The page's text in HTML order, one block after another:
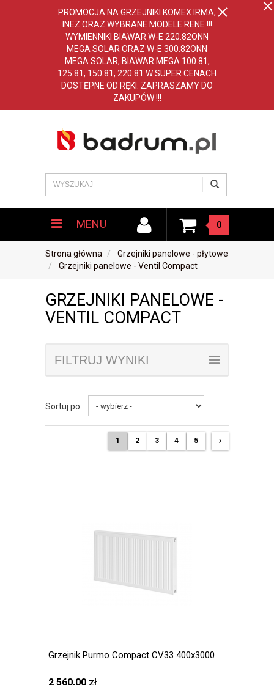
PROMOCJA NA GRZEJNIKI KOMEX IRMA,
INEZ ORAZ WYBRANE MODELE RENE !!!
WYMIENNIKI BIAWAR W-E 220.82ONN
MEGA SOLAR ORAZ W-E 300.82ONN
MEGA SOLAR, BIAWAR MEGA 100.81,
125.81, 150.81, 220.81 W SUPER CENACH
DOSTĘPNE OD RĘKI. ZAPRASZAMY DO
ZAKUPÓW !!!
MENU 0
Strona główna
Grzejniki panelowe - płytowe
Grzejniki panelowe - Ventil Compact
GRZEJNIKI PANELOWE -
VENTIL COMPACT
FILTRUJ WYNIKI
Sortuj po:
1 2 3 4 5
Grzejnik Purmo Compact CV33 400x3000
2 560,00 zł